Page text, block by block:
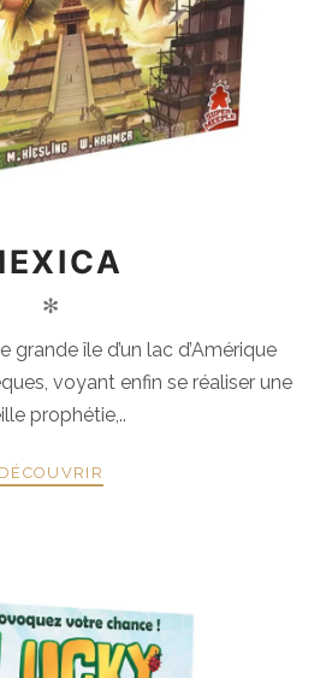
✻
grande île d’un lac d’Amérique
voyant enfin se réaliser une
prophétie,..
DÉCOUVRIR